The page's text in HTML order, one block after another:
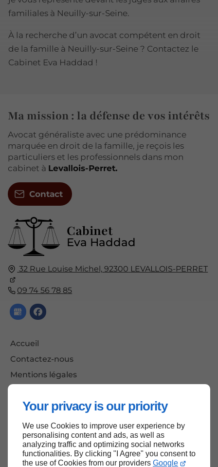
Your privacy is our priority
We use Cookies to improve user experience by
personalising content and ads, as well as
analyzing traffic and optimizing social networks
functionalities. By clicking "I Agree" you consent to
the use of Cookies from our providers Google
familiales à Neuilly-sur-Seine.
À la recherche d’un avocat compétent en droit
de la famille à Neuilly-sur-Seine ? Contactez le
Cabinet Eva Haddad !
Cabinet
Eva Haddad
32 Rue Louise Michel, 92300 LEVALLOIS-PERRET
09 74 56 78 85
Accueil
Contactez-nous
Mentions légales
Ma mission : la défense de vos intérêts
Avocat généraliste avec une prédominance
marquée en droit de la famille, je reçois les
particuliers et les professionnels dans mon
cabinet à Levallois-Perret.
Contact
Haut de page